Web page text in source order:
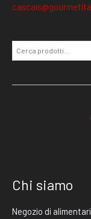
Chi siamo
Negozio di